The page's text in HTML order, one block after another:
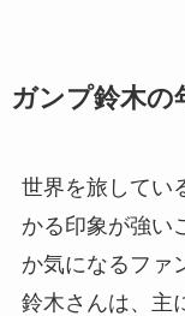
ガンプ鈴木の
世界を旅してい
かる印象が強い
か気になるファ
鈴木さんは、主